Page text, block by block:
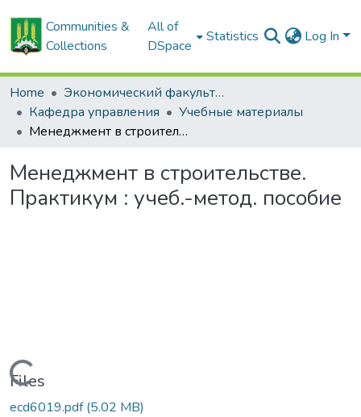
Communities &
Collections
All of
DSpace
Statistics Log In
Home
Экономический факультет
Кафедра управления
Учебные материалы
Менеджмент в строительстве. Практикум : учеб.-метод. пособие
Менеджмент в строительстве.
Практикум : учеб.-метод. пособие
Loading...
Files
ecd6019.pdf(5.02 MB)